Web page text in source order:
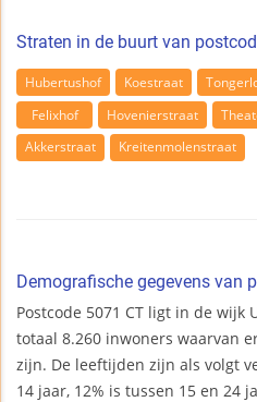
Straten in de buurt van
Hubertushof Koestraat
Felixhof
Hovenierstraat
Akkerstraat
Kreitenmolenstraat
Demografische gegevens van
Postcode 5071 CT ligt in de wijk
totaal 8.260 inwoners waarvan
zijn. De leeftijden zijn als volgt
14 jaar, 12% is tussen 15 en 24